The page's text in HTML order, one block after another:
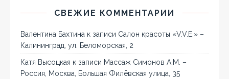
СВЕЖИЕ КОММЕНТАРИИ
Валентина Бахтина к записи Салон красоты «V.V.E.» –
Калининград, ул. Беломорская, 2
Катя Высоцкая к записи Массаж Симонов А.М. –
Россия, Москва, Большая Филёвская улица, 35